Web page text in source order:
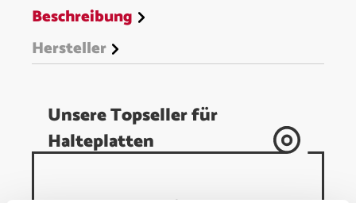
Beschreibung
Hersteller
Unsere Topseller für
Halteplatten